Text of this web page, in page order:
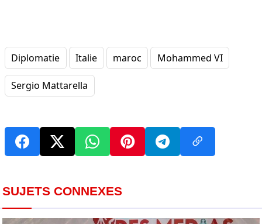
Diplomatie Italie maroc Mohammed VI
Sergio Mattarella
SUJETS CONNEXES